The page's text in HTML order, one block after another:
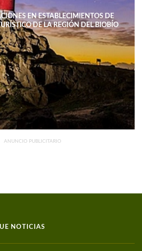
EN ESTABLECIMIENTOS DE
DE LA REGIÓN DEL BIOBÍO
15,4% INTERANUAL
ANUNCIO PUBLICITARIO
NOTICIAS